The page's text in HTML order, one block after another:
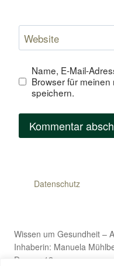
Website
Name, E-Mail-
Browser für
speichern.
Datenschutz
Wissen um Gesundheit –
Inhaberin: Manuela
Danner 12